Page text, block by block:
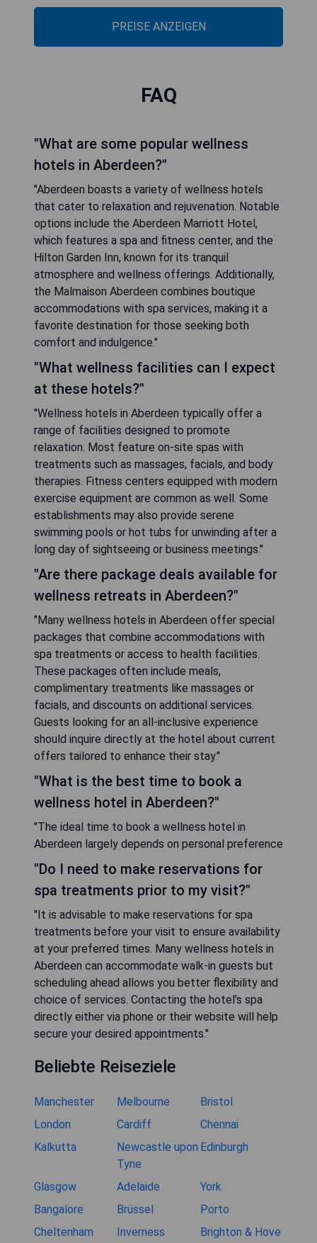
PREISE ANZEIGEN
FAQ
"What are some popular wellness
hotels in Aberdeen?"
"Aberdeen boasts a variety of wellness hotels
that cater to relaxation and rejuvenation. Notable
options include the Aberdeen Marriott Hotel,
which features a spa and fitness center, and the
Hilton Garden Inn, known for its tranquil
atmosphere and wellness offerings. Additionally,
the Malmaison Aberdeen combines boutique
accommodations with spa services, making it a
favorite destination for those seeking both
comfort and indulgence."
"What wellness facilities can I expect
at these hotels?"
"Wellness hotels in Aberdeen typically offer a
range of facilities designed to promote
relaxation. Most feature on-site spas with
treatments such as massages, facials, and body
therapies. Fitness centers equipped with modern
exercise equipment are common as well. Some
establishments may also provide serene
swimming pools or hot tubs for unwinding after a
long day of sightseeing or business meetings."
"Are there package deals available for
wellness retreats in Aberdeen?"
"Many wellness hotels in Aberdeen offer special
packages that combine accommodations with
spa treatments or access to health facilities.
These packages often include meals,
complimentary treatments like massages or
facials, and discounts on additional services.
Guests looking for an all-inclusive experience
should inquire directly at the hotel about current
offers tailored to enhance their stay."
"What is the best time to book a
wellness hotel in Aberdeen?"
"The ideal time to book a wellness hotel in
Aberdeen largely depends on personal preference
"Do I need to make reservations for
spa treatments prior to my visit?"
"It is advisable to make reservations for spa
treatments before your visit to ensure availability
at your preferred times. Many wellness hotels in
Aberdeen can accommodate walk-in guests but
scheduling ahead allows you better flexibility and
choice of services. Contacting the hotel’s spa
directly either via phone or their website will help
secure your desired appointments."
Beliebte Reiseziele
Manchester Melbourne
Bristol
London
Cardiff
Chennai
Kalkutta
Newcastle upon
Tyne
Edinburgh
Glasgow Adelaide
York
Bangalore
Brüssel
Porto
Cheltenham
Inverness Brighton & Hove